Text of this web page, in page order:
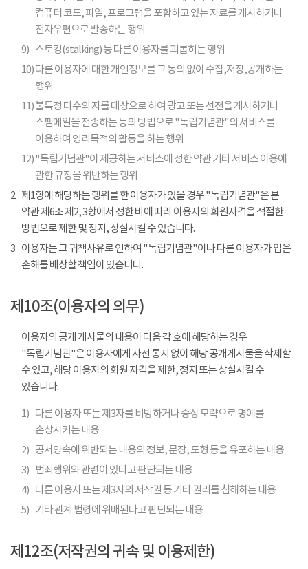
컴퓨터 코드, 파일, 프로그램을 포함하고 있는 자료를 게시하거나
전자우편으로 발송하는 행위
9) 스토킹(stalking) 등 다른 이용자를 괴롭히는 행위
10)다른 이용자에 대한 개인정보를 그 동의 없이 수집,저장,공개하는
행위
11)불특정 다수의 자를 대상으로 하여 광고 또는 선전을 게시하거나
스팸메일을 전송하는 등의 방법으로 "독립기념관"의 서비스를
이용하여 영리목적의 활동을 하는 행위
12)"독립기념관"이 제공하는 서비스에 정한 약관 기타 서비스 이용에
관한 규정을 위반하는 행위
2 제1항에 해당하는 행위를 한 이용자가 있을 경우 "독립기념관"은 본
약관 제6조 제2, 3항에서 정한 바에 따라 이용자의 회원자격을 적절한
방법으로 제한 및 정지, 상실시킬 수 있습니다.
3 이용자는 그 귀책사유로 인하여 "독립기념관"이나 다른 이용자가 입은
손해를 배상할 책임이 있습니다.
제10조(이용자의 의무)
이용자의 공개 게시물의 내용이 다음 각 호에 해당하는 경우
"독립기념관"은 이용자에게 사전 통지 없이 해당 공개게시물을 삭제할
수 있고, 해당 이용자의 회원 자격을 제한, 정지 또는 상실시킬 수
있습니다.
1) 다른 이용자 또는 제3자를 비방하거나 중상 모략으로 명예를
손상시키는 내용
2) 공서양속에 위반되는 내용의 정보, 문장, 도형 등을 유포하는 내용
3)
범죄행위와 관련이 있다고 판단되는 내용
4) 다른 이용자 또는 제3자의 저작권 등 기타 권리를 침해하는 내용
5) 기타 관계 법령에 위배된다고 판단되는 내용
제12조(저작권의 귀속 및 이용제한)